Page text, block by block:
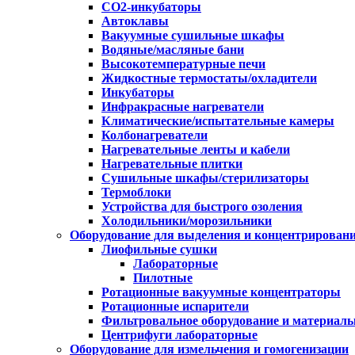
CO2-инкубаторы
Автоклавы
Вакуумные сушильные шкафы
Водяные/масляные бани
Высокотемпературные печи
Жидкостные термостаты/охладители
Инкубаторы
Инфракрасные нагреватели
Климатические/испытательные камеры
Колбонагреватели
Нагревательные ленты и кабели
Нагревательные плитки
Сушильные шкафы/стерилизаторы
Термоблоки
Устройства для быстрого озоления
Холодильники/морозильники
Оборудование для выделения и
Лиофильные сушки
Лабораторные
Пилотные
Ротационные вакуумные концентраторы
Ротационные испарители
Фильтровальное оборудование и
Центрифуги лабораторные
Оборудование для измельчения и гомогенизации